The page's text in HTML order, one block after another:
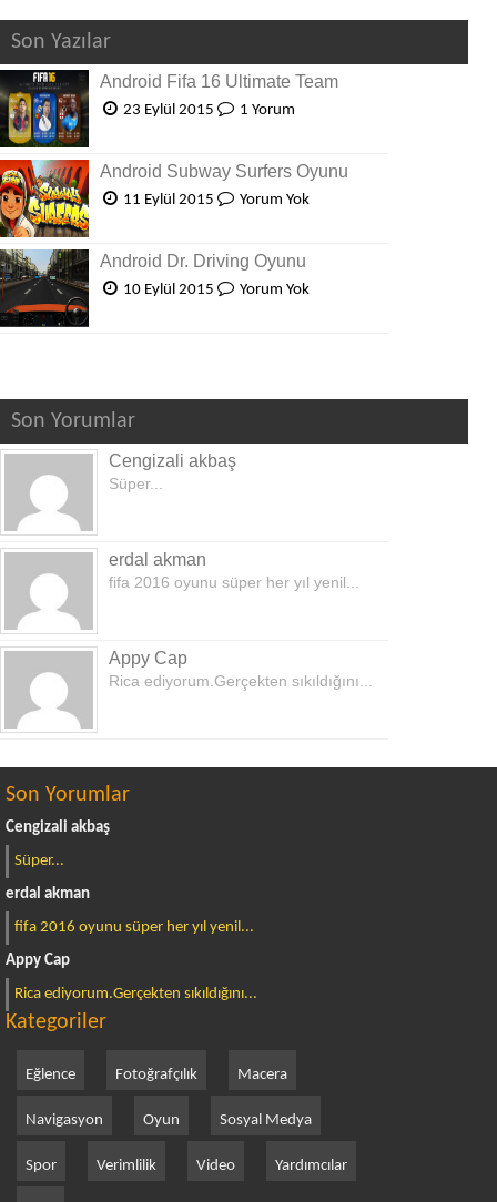
Son Yazılar
Android Fifa 16 Ultimate Team
23 Eylül 2015 1 Yorum
Android Subway Surfers Oyunu
11 Eylül 2015 Yorum Yok
Android Dr. Driving Oyunu
10 Eylül 2015 Yorum Yok
Son Yorumlar
Cengizali akbaş
Süper...
erdal akman
fifa 2016 oyunu süper her yıl yenil...
Appy Cap
Rica ediyorum.Gerçekten sıkıldığını...
Son Yorumlar
Cengizali akbaş
Süper...
erdal akman
fifa 2016 oyunu süper her yıl yenil...
Appy Cap
Rica ediyorum.Gerçekten sıkıldığını...
Kategoriler
Eğlence Fotoğrafçılık Macera
Navigasyon Oyun Sosyal Medya
Spor Verimlilik Video Yardımcılar